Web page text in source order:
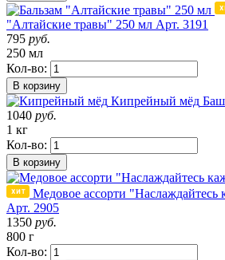
"Алтайские травы" 250 мл Арт. 3191
795 руб.
250 мл
Кол-во:
В корзину
Кипрейный мёд
1040 руб.
1 кг
Кол-во:
В корзину
Медовое ассорти
Арт. 2905
1350 руб.
800 г
Кол-во: